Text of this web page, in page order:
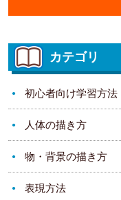
カテゴリ
初心者向け学習方法
人体の描き方
物・背景の描き方
表現方法